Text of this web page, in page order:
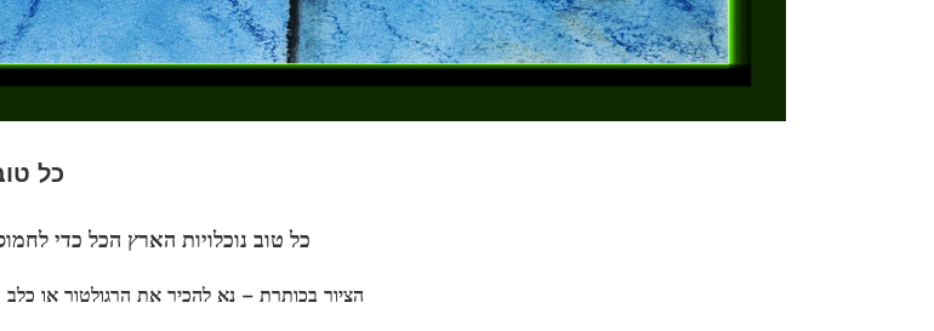
כל
כל טוב נוכלויות הארץ הכל כדי
….הציור בכותרת – נא להכיר את הרגולטור או